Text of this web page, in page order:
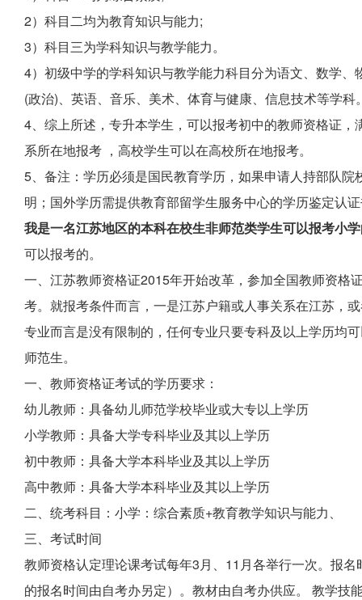
2）科目二均为教育知识与能力;
3）科目三为学科知识与教学能力。
4）初级中学的学科知识与教学能力科目分为语文、数学
(政治)、英语、音乐、美术、体育与健康、信息技术等学科
4、综上所述，专升本学生，可以报考初中的教师资格证
系所在地报考 ，高校学生可以在高校所在地报考。
5、备注：学历必须是国民教育学历，如果申请人持部队
明；国外学历需提供教育部留学生服务中心的学历鉴定认
我是一名江苏地区的本科在校生非师范类学生可以报考小
可以报考的。
一、江苏教师资格证2015年开始改革，参加全国教师资格
考。就报考条件而言，一是江苏户籍或人事关系在江苏，
专业而言是没有限制的，任何专业只要专科及以上学历均
师范生。
一、教师资格证考试的学历要求：
幼儿教师：具备幼儿师范学校毕业或大专以上学历
小学教师：具备大学专科毕业及其以上学历
初中教师：具备大学本科毕业及其以上学历
高中教师：具备大学本科毕业及其以上学历
二、统考科目：小学：综合素质+教育教学知识与能力、
三、考试时间
教师资格认定理论课考试每年3月、11月各举行一次。报
的报名时间由自考办另定）。教材由自考办供应。 教学